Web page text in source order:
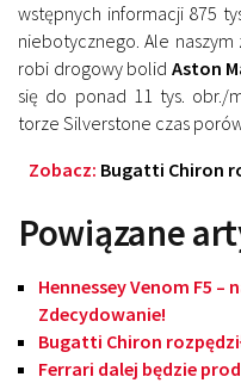
wstępnych informacji 875
niebotycznego. Ale
robi drogowy bolid Aston
się do ponad 11 tys. obr./
torze Silverstone czas
Zobacz: Bugatti Chiron
Powiązane
Hennessey Venom F5 –
Zdecydowanie!
Bugatti Chiron
Ferrari dalej będzie